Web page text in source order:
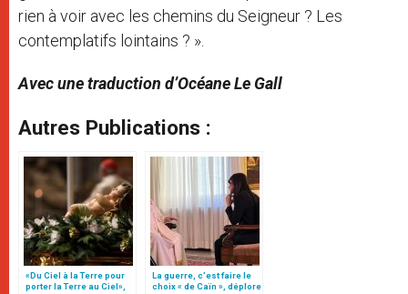
rien à voir avec les chemins du Seigneur ? Les
contemplatifs lointains ? ».
Avec une traduction d’Océane Le Gall
Autres Publications :
«Du Ciel à la Terre pour
porter la Terre au Ciel»,
La guerre, c’est faire le
choix « de Caïn », déplore